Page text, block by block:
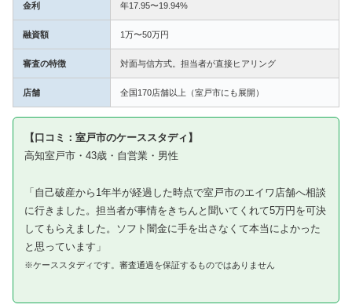
金利 年17.95〜19.94%
融資額 1万〜50万円
審査の特徴 対面与信方式。担当者が直接ヒアリング
店舗 全国170店舗以上（室戸市にも展開）
【口コミ：室戸市のケーススタディ】
高知室戸市・43歳・自営業・男性
「自己破産から1年半が経過した時点で室戸市のエイワ店舗へ相談
に行きました。担当者が事情をきちんと聞いてくれて5万円を可決
してもらえました。ソフト闇金に手を出さなくて本当によかった
と思っています」
※ケーススタディです。審査通過を保証するものではありません